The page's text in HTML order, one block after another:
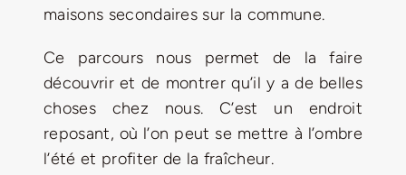
maisons secondaires sur la commune.
Ce parcours nous permet de la faire
découvrir et de montrer qu’il y a de belles
choses chez nous. C’est un endroit
reposant, où l’on peut se mettre à l’ombre
l’été et profiter de la fraîcheur.